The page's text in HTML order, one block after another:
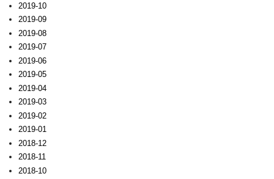
2019-10
2019-09
2019-08
2019-07
2019-06
2019-05
2019-04
2019-03
2019-02
2019-01
2018-12
2018-11
2018-10